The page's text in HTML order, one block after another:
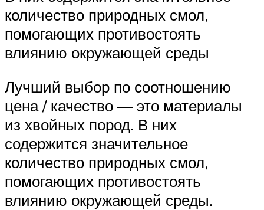
количество природных смол,
помогающих противостоять
влиянию окружающей среды
Лучший выбор по соотношению
цена / качество — это материалы
из хвойных пород. В них
содержится значительное
количество природных смол,
помогающих противостоять
влиянию окружающей среды.